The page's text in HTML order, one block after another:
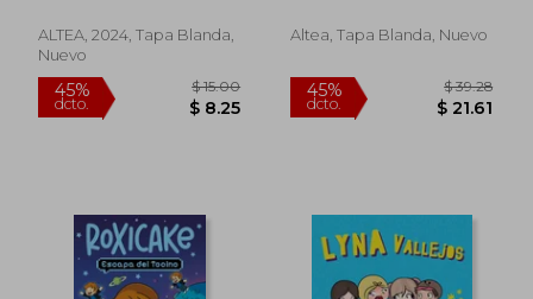
ALTEA, 2024, Tapa Blanda,
Nuevo
Altea, Tapa Blanda, Nuevo